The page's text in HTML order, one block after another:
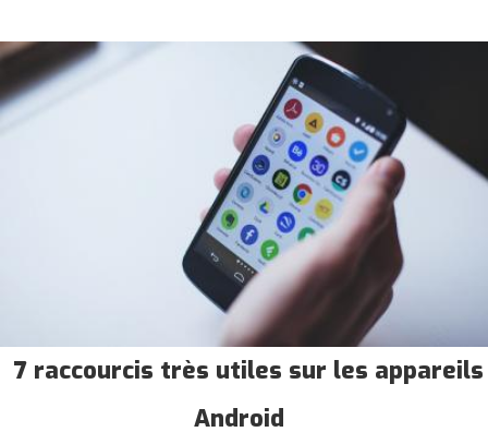
7 raccourcis très utiles sur les appareils
Android